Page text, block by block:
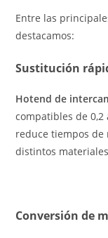
Entre las
destacamos:
Sustitución
Hotend de
compatibles de 0,2
reduce tiempos
distintos
Conversión de